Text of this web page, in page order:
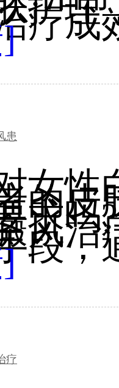
护理
疗成
患
女性
的皮
求吗
风治
段，
疗